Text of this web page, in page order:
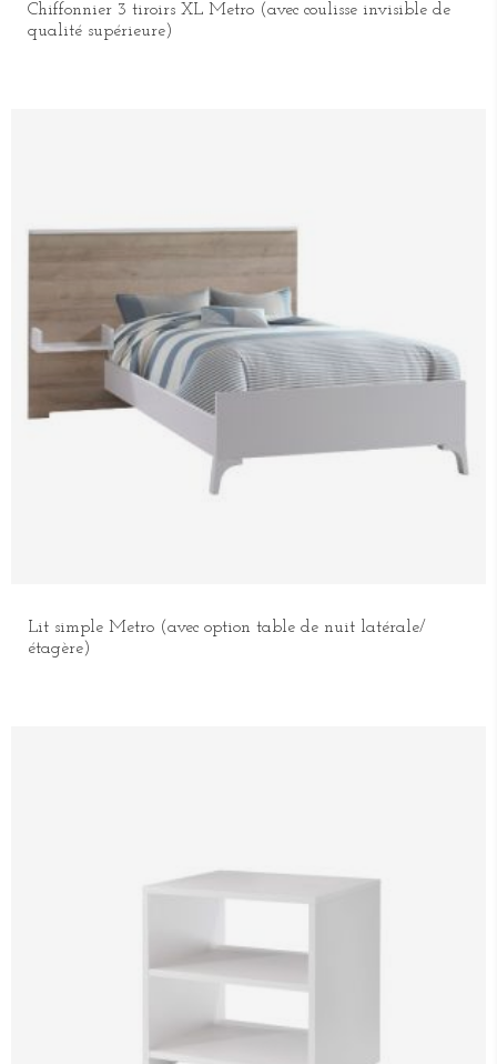
Chiffonnier 3 tiroirs XL Metro (avec coulisse invisible de
qualité supérieure)
Lit simple Metro (avec option table de nuit latérale/
étagère)